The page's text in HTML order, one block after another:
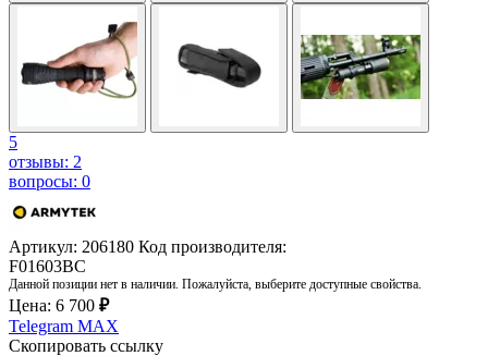
5
отзывы: 2
вопросы: 0
Артикул: 206180 Код производителя:
F01603BC
Данной позиции нет в наличии. Пожалуйста, выберите доступные свойства.
Цена: 6 700 ₽
Telegram MAX
Скопировать ссылку